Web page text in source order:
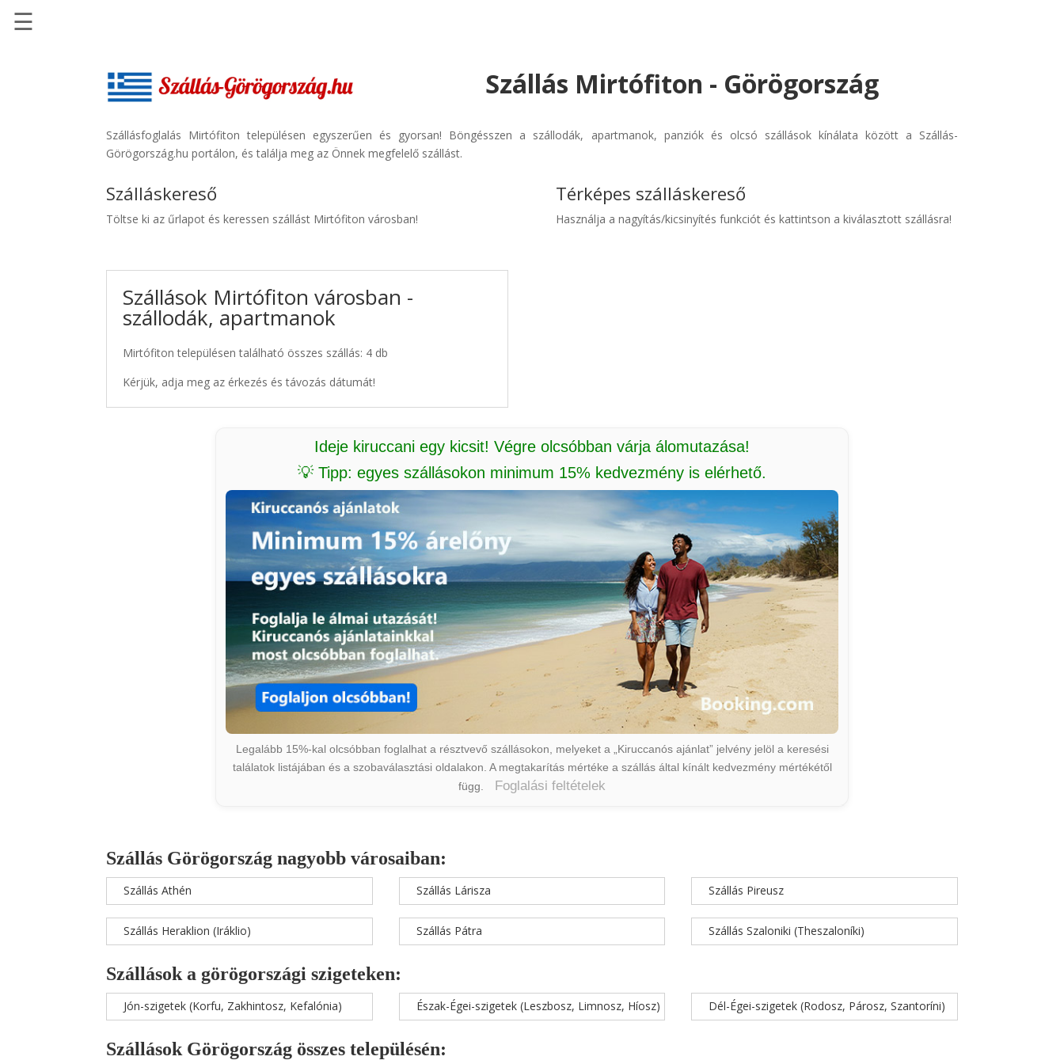
Szállásinfo.eu
Repülőjegy
Autóbérlés
☰
Szállás Mirtófiton - Görögország
Szállásfoglalás Mirtófiton településen egyszerűen és gyorsan! Böngésszen a szállodák, apartmanok, panziók és olcsó szállások kínálata között a Szállás-
Görögország.hu portálon, és találja meg az Önnek megfelelő szállást.
Szálláskereső
Töltse ki az űrlapot és keressen szállást Mirtófiton városban!
Szállások Mirtófiton városban -
szállodák, apartmanok
Mirtófiton településen található összes szállás: 4 db
Kérjük, adja meg az érkezés és távozás dátumát!
Térképes szálláskereső
Használja a nagyítás/kicsinyítés funkciót és kattintson a kiválasztott szállásra!
Ideje kiruccani egy kicsit! Végre olcsóbban várja álomutazása!
💡 Tipp: egyes szállásokon minimum 15% kedvezmény is elérhető.
Legalább 15%-kal olcsóbban foglalhat a résztvevő szállásokon, melyeket a „Kiruccanós ajánlat” jelvény jelöl a keresési
találatok listájában és a szobaválasztási oldalakon. A megtakarítás mértéke a szállás által kínált kedvezmény mértékétől
függ.
Foglalási feltételek
Szállás Görögország nagyobb városaiban:
Szállás Athén
Szállás Heraklion (Iráklio)
Szállás Lárisza
Szállás Pátra
Szállás Pireusz
Szállás Szaloniki (Theszaloníki)
Szállások a görögországi szigeteken:
Jón-szigetek (Korfu, Zakhintosz, Kefalónia) Észak-Égei-szigetek (Leszbosz, Limnosz, Híosz) Dél-Égei-szigetek (Rodosz, Párosz, Szantoríni)
Szállások Görögország összes településén: